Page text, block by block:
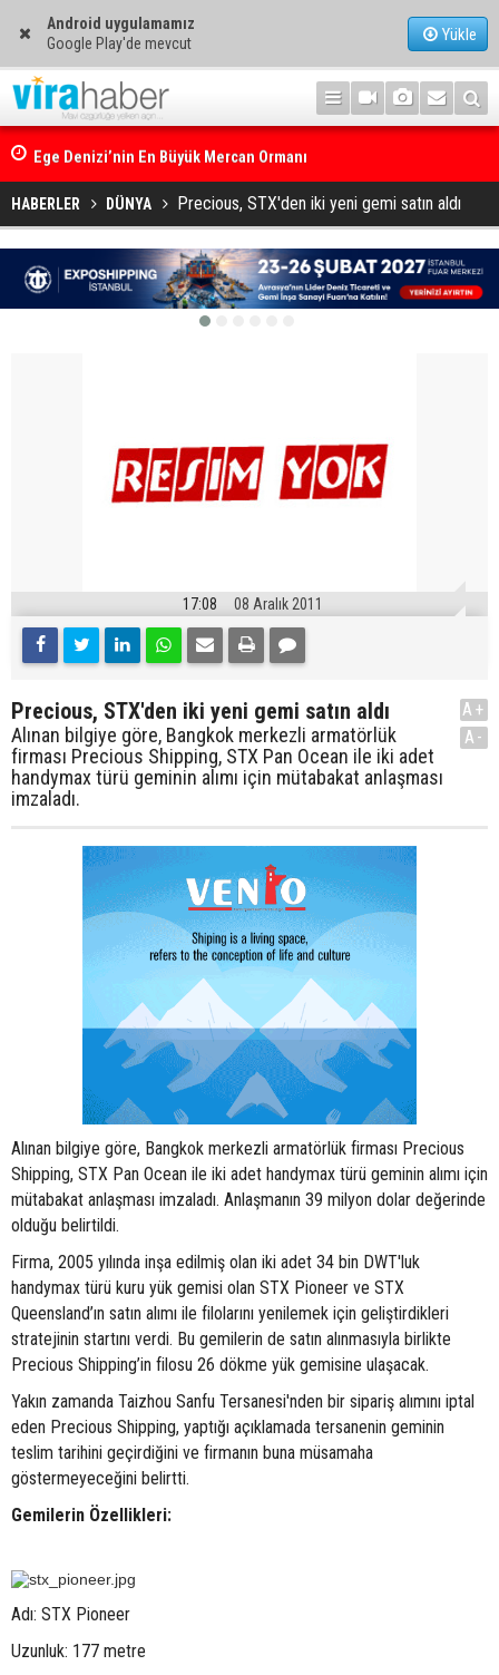
Android uygulamamız
Google Play'de mevcut
Yükle
Ege Denizi’nin En Büyük Mercan Ormanı
HABERLER DÜNYA Precious, STX'den iki yeni gemi satın aldı
17:08 08 Aralık 2011
Precious, STX'den iki yeni gemi satın aldı
Alınan bilgiye göre, Bangkok merkezli armatörlük
firması Precious Shipping, STX Pan Ocean ile iki adet
handymax türü geminin alımı için mütabakat anlaşması
imzaladı.
A+
A-
Alınan bilgiye göre, Bangkok merkezli armatörlük firması Precious
Shipping, STX Pan Ocean ile iki adet handymax türü geminin alımı için
mütabakat anlaşması imzaladı. Anlaşmanın 39 milyon dolar değerinde
olduğu belirtildi.
Firma, 2005 yılında inşa edilmiş olan iki adet 34 bin DWT'luk
handymax türü kuru yük gemisi olan STX Pioneer ve STX
Queensland’ın satın alımı ile filolarını yenilemek için geliştirdikleri
stratejinin startını verdi. Bu gemilerin de satın alınmasıyla birlikte
Precious Shipping’in filosu 26 dökme yük gemisine ulaşacak.
Yakın zamanda Taizhou Sanfu Tersanesi'nden bir sipariş alımını iptal
eden Precious Shipping, yaptığı açıklamada tersanenin geminin
teslim tarihini geçirdiğini ve firmanın buna müsamaha
göstermeyeceğini belirtti.
Gemilerin Özellikleri:
Adı: STX Pioneer
Uzunluk: 177 metre